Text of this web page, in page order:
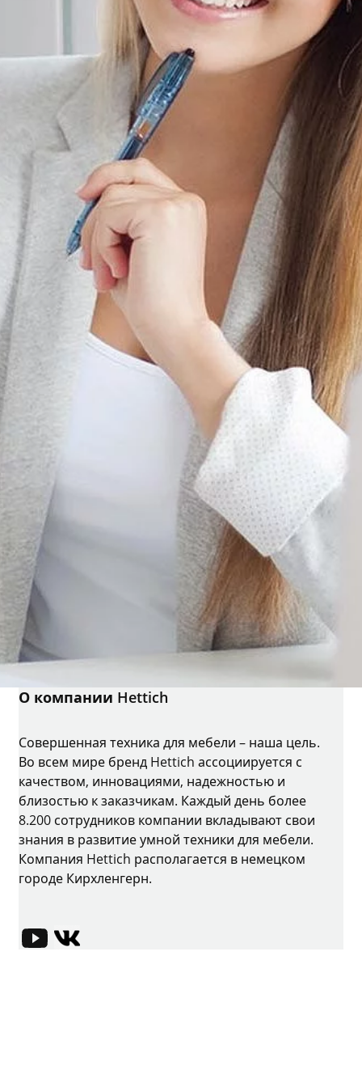
О компании Hettich
Совершенная техника для мебели – наша цель.
Во всем мире бренд Hettich ассоциируется с
качеством, инновациями, надежностью и
близостью к заказчикам. Каждый день более
8.200 сотрудников компании вкладывают свои
знания в развитие умной техники для мебели.
Компания Hettich располагается в немецком
городе Кирхленгерн.
YouTubeVK-Russland